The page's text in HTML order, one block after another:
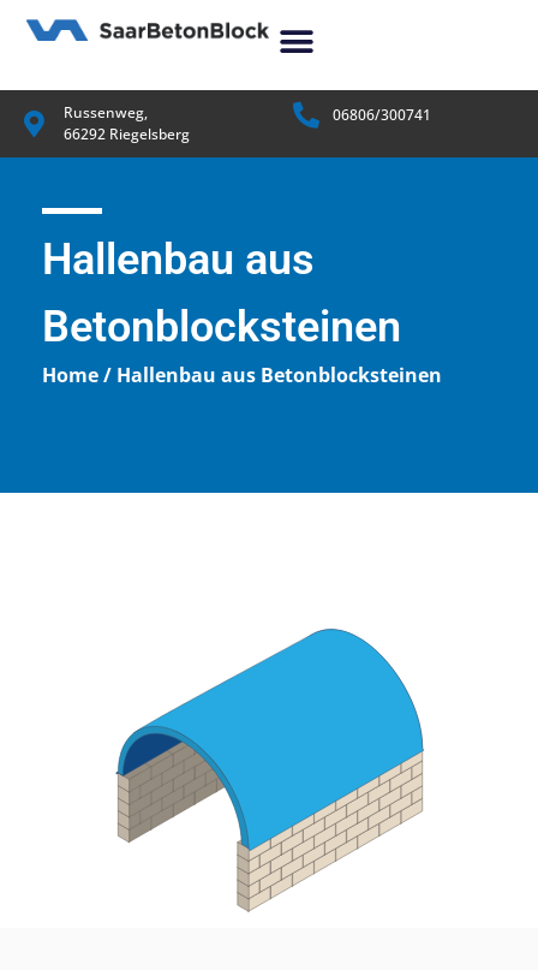
06806/300741
Russenweg,
66292 Riegelsberg
Hallenbau aus
Betonblocksteinen
Home / Hallenbau aus Betonblocksteinen